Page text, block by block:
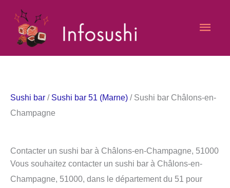
contenu
Sushi bar / Sushi bar 51 (Marne) / Sushi bar Châlons-en-
Champagne
Contacter un sushi bar à Châlons-en-Champagne, 51000
Vous souhaitez contacter un sushi bar à Châlons-en-
Champagne, 51000, dans le département du 51 pour